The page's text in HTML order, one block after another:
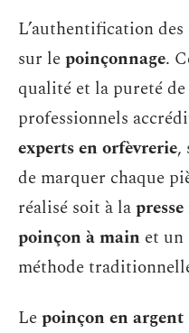
L’authentification
sur lepoinçonnage.
qualité et la pureté
professionnels
experts en orfèvrerie,
de marquer chaque
réalisé soit à la
poinçon à main et un
méthode
Lepoinçon en argent